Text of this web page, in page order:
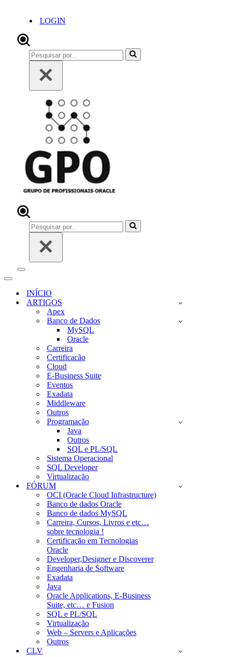
LOGIN
Pesquisar
por...
Pesquisar
por...
Menu
navegação
Menu
navegaçãoINÍCIO
ARTIGOS
Apex
Banco de Dados
MySQL
Oracle
Carreira
Certificacão
Cloud
E-Business Suite
Eventos
Exadata
Middleware
Outros
Programação
Java
Outros
SQL e PL/SQL
Sistema Operacional
SQL Developer
Virtualização
FÓRUM
OCI (Oracle Cloud Infrastructure)
Banco de dados Oracle
Banco de dados MySQL
Carreira, Cursos, Livros e etc…
sobre tecnologia !
Certificação em Tecnologias
Oracle
Developer,Designer e Discoverer
Engenharia de Software
Exadata
Java
Oracle Applications, E-Business
Suite, etc… e Fusion
SQL e PL/SQL
Virtualização
Web – Servers e Aplicações
Outros
CLV